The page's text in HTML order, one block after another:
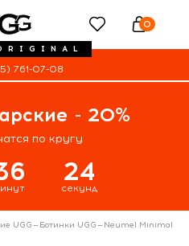
0
761-07-08
- 20%
по кругу
24
секунд
UGG— Ботинки UGG— Neumel Minimal